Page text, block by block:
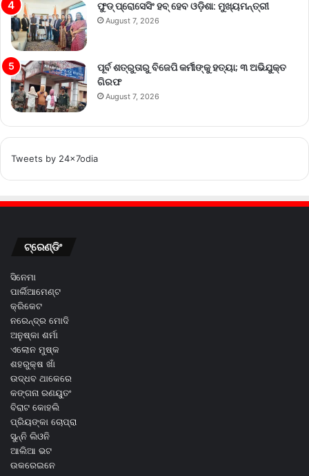
ଫୁଡ୍ ପ୍ରୋସେସିଂ ହବ୍ ହେବ ଓଡ଼ିଶା: ମୁଖ୍ୟମନ୍ତ୍ରୀ
August 7, 2026
ପୂର୍ବ ଶତ୍ରୁତାରୁ ବିଜେପି କର୍ମୀଙ୍କୁ ହତ୍ୟା; ୩ ଅଭିଯୁକ୍ତ
ଗିରଫ
August 7, 2026
Tweets by 24x7odia
ଟ୍ରେଣ୍ଡିଂ
ସିନେମା
ପାର୍ଲିଆମେଣ୍ଟ
କ୍ରିକେଟ
ନରେନ୍ଦ୍ର ମୋଦି
ଅନୁଷ୍କା ଶର୍ମା
ଏଲୋନ ମୁଷ୍କ
ଶହରୁକ୍ଷ ଖାଁ
ଉଦ୍ଧବ ଥାକେରେ
କଙ୍ଗନା ରଣୟୁତଂ
ବିରାଟ କୋହଲି
ପ୍ରିୟଙ୍କା ଚୋପ୍ରା
ସୁନ୍ନି ଲିଓନି
ଆଲିଆ ଭଟ
ଉକରେଇନେ